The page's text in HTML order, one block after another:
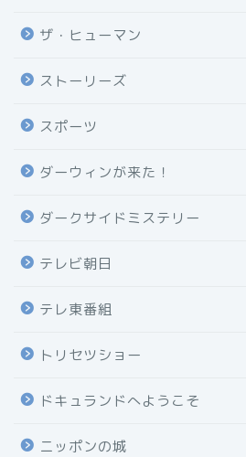
ザ・ヒューマン
ストーリーズ
スポーツ
ダーウィンが来た！
ダークサイドミステリー
テレビ朝日
テレ東番組
トリセツショー
ドキュランドへようこそ
ニッポンの城